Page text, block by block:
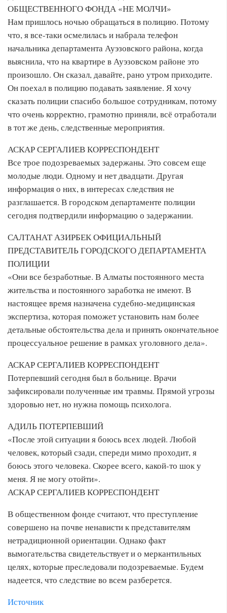
ОБЩЕСТВЕННОГО ФОНДА «НЕ МОЛЧИ»
Нам пришлось ночью обращаться в полицию. Потому
что, я все-таки осмелилась и набрала телефон
начальника департамента Ауэзовского района, когда
выяснила, что на квартире в Ауэзовском районе это
произошло. Он сказал, давайте, рано утром приходите.
Он поехал в полицию подавать заявление. Я хочу
сказать полиции спасибо большое сотрудникам, потому
что очень корректно, грамотно приняли, всё отработали
в тот же день, следственные мероприятия.
АСКАР СЕРГАЛИЕВ КОРРЕСПОНДЕНТ
Все трое подозреваемых задержаны. Это совсем еще
молодые люди. Одному и нет двадцати. Другая
информация о них, в интересах следствия не
разглашается. В городском департаменте полиции
сегодня подтвердили информацию о задержании.
САЛТАНАТ АЗИРБЕК ОФИЦИАЛЬНЫЙ
ПРЕДСТАВИТЕЛЬ ГОРОДСКОГО ДЕПАРТАМЕНТА
ПОЛИЦИИ
«Они все безработные. В Алматы постоянного места
жительства и постоянного заработка не имеют. В
настоящее время назначена судебно-медицинская
экспертиза, которая поможет установить нам более
детальные обстоятельства дела и принять окончательное
процессуальное решение в рамках уголовного дела».
АСКАР СЕРГАЛИЕВ КОРРЕСПОНДЕНТ
Потерпевший сегодня был в больнице. Врачи
зафиксировали полученные им травмы. Прямой угрозы
здоровью нет, но нужна помощь психолога.
АДИЛЬ ПОТЕРПЕВШИЙ
«После этой ситуации я боюсь всех людей. Любой
человек, который сзади, спереди мимо проходит, я
боюсь этого человека. Скорее всего, какой-то шок у
меня. Я не могу отойти».
АСКАР СЕРГАЛИЕВ КОРРЕСПОНДЕНТ
В общественном фонде считают, что преступление
совершено на почве ненависти к представителям
нетрадиционной ориентации. Однако факт
вымогательства свидетельствует и о меркантильных
целях, которые преследовали подозреваемые. Будем
надеется, что следствие во всем разберется.
Источник